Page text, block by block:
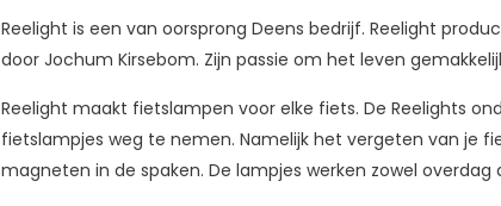
Reelight is een van oorsprong Deens bedrijf. Reelight
door Jochum Kirsebom. Zijn passie om het leven
Reelight maakt fietslampen voor elke fiets. De Reelights
fietslampjes weg te nemen. Namelijk het vergeten van je
magneten in de spaken. De lampjes werken zowel